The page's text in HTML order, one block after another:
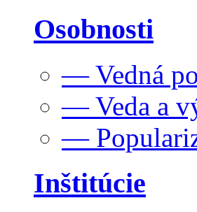
Osobnosti
— Vedná
— Veda a
—
Inštitúcie